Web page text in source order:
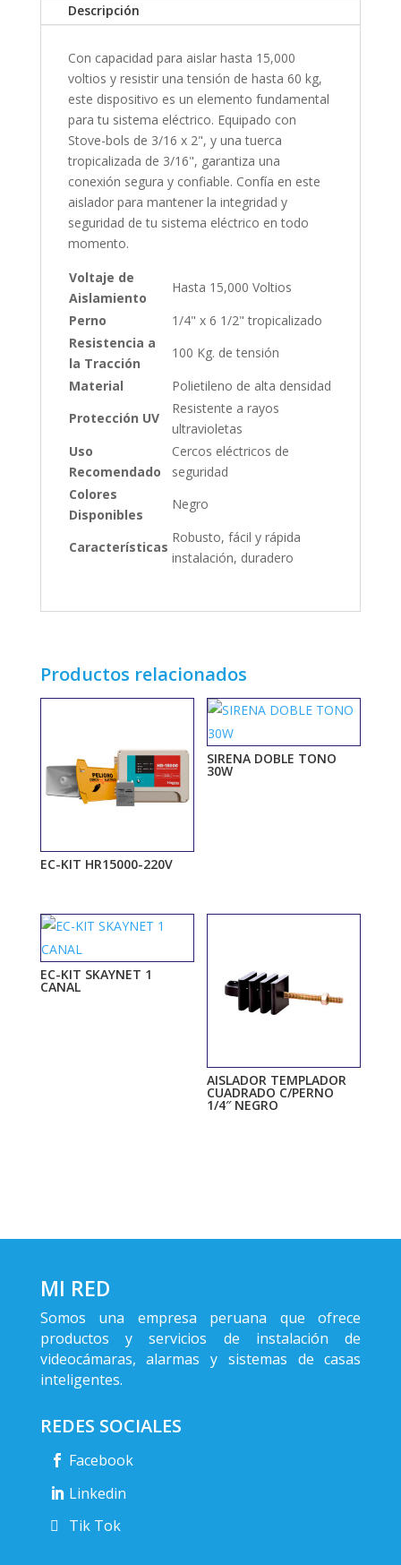
Descripción
Con capacidad para aislar hasta 15,000
voltios y resistir una tensión de hasta 60 kg,
este dispositivo es un elemento fundamental
para tu sistema eléctrico. Equipado con
Stove-bols de 3/16 x 2", y una tuerca
tropicalizada de 3/16", garantiza una
conexión segura y confiable. Confía en este
aislador para mantener la integridad y
seguridad de tu sistema eléctrico en todo
momento.
Voltaje de
Aislamiento
Hasta 15,000 Voltios
Perno
1/4" x 6 1/2" tropicalizado
Resistencia a
la Tracción
100 Kg. de tensión
Material
Polietileno de alta densidad
Protección UV
Resistente a rayos
ultravioletas
Uso
Recomendado
Cercos eléctricos de
seguridad
Colores
Disponibles
Negro
Características
Robusto, fácil y rápida
instalación, duradero
Productos relacionados
EC-KIT HR15000-220V
SIRENA DOBLE TONO
30W
EC-KIT SKAYNET 1
CANAL
AISLADOR TEMPLADOR
CUADRADO C/PERNO
1/4″ NEGRO
MI RED
Somos una empresa peruana que ofrece
productos y servicios de instalación de
videocámaras, alarmas y sistemas de casas
inteligentes.
REDES SOCIALES
Facebook
Linkedin
Tik Tok